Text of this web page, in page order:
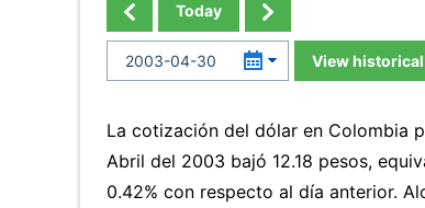
Today
View
La cotización del dólar en Colombia
Abril del 2003 bajó 12.18 pesos,
0.42% con respecto al día anterior.